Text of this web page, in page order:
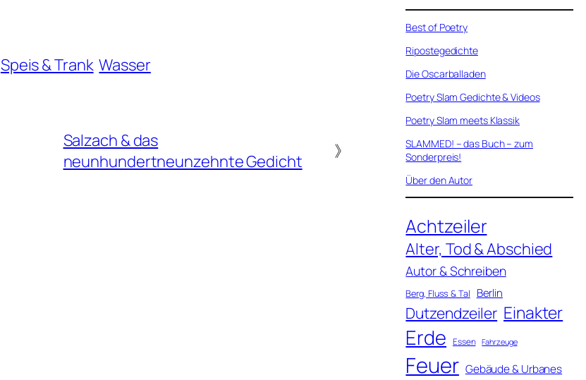
Speis & Trank Wasser
Salzach & das
neunhundertneunzehnte Gedicht
》
Best of Poetry
Ripostegedichte
Die Oscarballaden
Poetry Slam Gedichte & Videos
Poetry Slam meets Klassik
SLAMMED! – das Buch – zum
Sonderpreis!
Über den Autor
Achtzeiler
Alter, Tod & Abschied
Autor & Schreiben
Berg, Fluss & Tal Berlin
Dutzendzeiler Einakter
Erde Essen Fahrzeuge
Feuer Gebäude & Urbanes